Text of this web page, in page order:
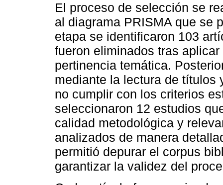
El proceso de selección se
al diagrama PRISMA que se
etapa se identificaron 103
fueron eliminados tras
pertinencia temática.
mediante la lectura de títulos
no cumplir con los criterios
seleccionaron 12 estudios
calidad metodológica y
analizados de manera
permitió depurar el corpus
garantizar la validez del